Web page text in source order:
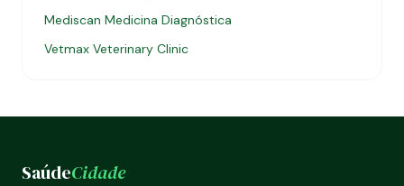
Mediscan Medicina Diagnóstica
Vetmax Veterinary Clinic
SaúdeCidade